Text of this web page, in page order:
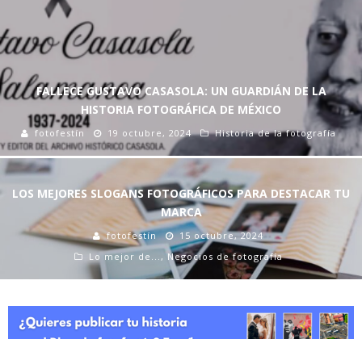
FALLECE GUSTAVO CASASOLA: UN GUARDIÁN DE LA
HISTORIA FOTOGRÁFICA DE MÉXICO
fotofestín 19 octubre, 2024 Historia de la fotografía
LOS MEJORES SLOGANS FOTOGRÁFICOS PARA DESTACAR TU
MARCA
fotofestín
15 octubre, 2024
Lo mejor de...,Negocios de fotografía